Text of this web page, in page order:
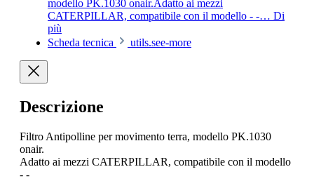
modello PK.1030 onair.Adatto ai mezzi
CATERPILLAR, compatibile con il modello - -… Di
più
Scheda tecnica
utils.see-more
Descrizione
Filtro Antipolline per movimento terra, modello PK.1030
onair.
Adatto ai mezzi CATERPILLAR, compatibile con il modello
- -